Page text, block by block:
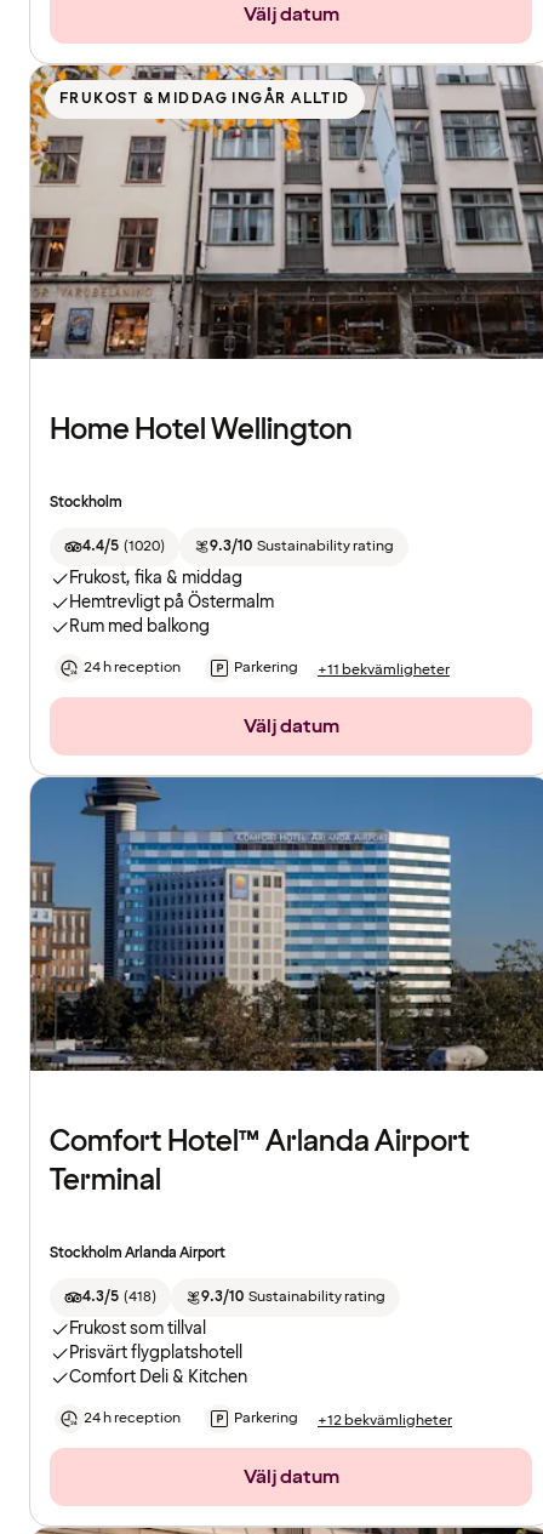
Välj datum
FRUKOST & MIDDAG INGÅR ALLTID
Home Hotel Wellington
Stockholm
4.4/5 (1020) 9.3/10 Sustainability rating
Frukost, fika & middag
Hemtrevligt på Östermalm
Rum med balkong
24 h reception Parkering +11 bekvämligheter
Välj datum
Comfort Hotel™ Arlanda Airport
Terminal
Stockholm Arlanda Airport
4.3/5 (418) 9.3/10 Sustainability rating
Frukost som tillval
Prisvärt flygplatshotell
Comfort Deli & Kitchen
24 h reception Parkering +12 bekvämligheter
Välj datum